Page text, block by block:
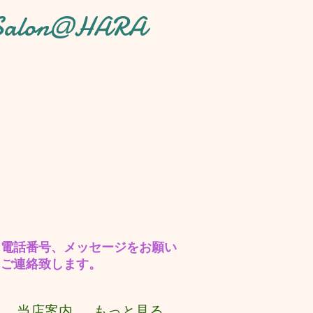
話番号、メッセージをお願い
連絡致します。